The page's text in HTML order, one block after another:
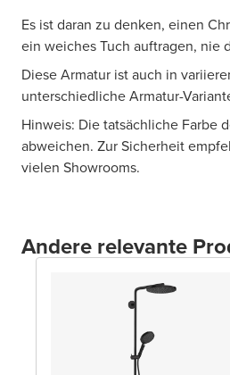
Es ist daran zu denken, einen
ein weiches Tuch auftragen, nie
Diese Armatur ist auch in
unterschiedliche Armatur-
Hinweis: Die tatsächliche Farbe
abweichen. Zur Sicherheit
vielen Showrooms.
Andere relevante